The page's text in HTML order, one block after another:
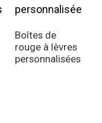
Boîtes de
rouge à lèvres
personnalisées